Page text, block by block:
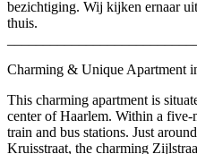
bezichtiging. Wij kijken ernaar
thuis.
Charming & Unique Apartment
This charming apartment is
center of Haarlem. Within a
train and bus stations. Just
Kruisstraat, the charming